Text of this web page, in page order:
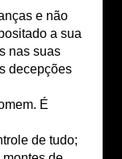
e não
a sua
nas suas
decepções
É
de tudo;